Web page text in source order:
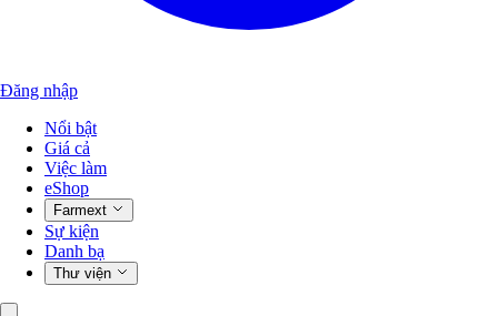
Đăng nhập
Nổi bật
Giá cả
Việc làm
eShop
Farmext
Sự kiện
Danh bạ
Thư viện